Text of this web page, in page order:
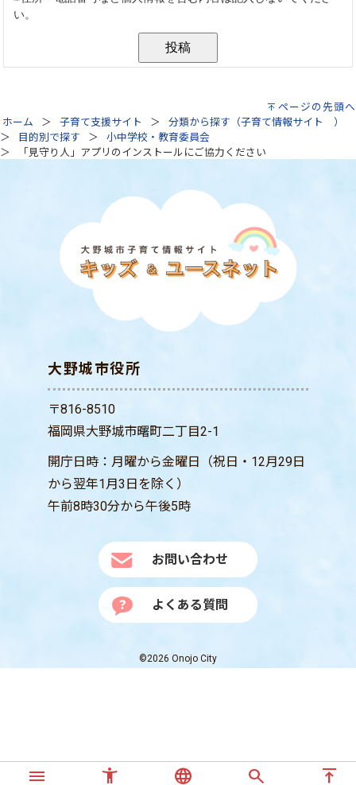
ページの先頭へ
ホーム
子育て支援サイト
分類から探す（子育て情報サイト ）
目的別で探す
小中学校・教育委員会
「見守り人」アプリのインストールにご協力ください
大野城市役所
〒816-8510
福岡県大野城市曙町二丁目2-1
開庁日時：月曜から金曜日（祝日・12月29日
から翌年1月3日を除く）
午前8時30分から午後5時
お問い合わせ
よくある質問
©2026 Onojo City
menu accessibility_new language search vertical_align_top